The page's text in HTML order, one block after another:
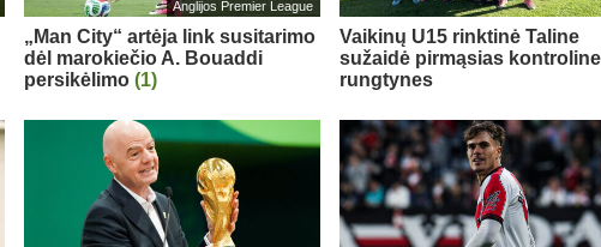
Anglijos Premier League
„Man City“ artėja link susitarimo
dėl marokiečio A. Bouaddi
persikėlimo(1)
Vaikinų U15 rinktinė Taline
sužaidė pirmąsias
rungtynes